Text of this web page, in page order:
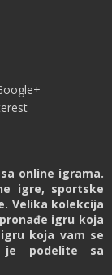
sa online igrama.
igre, sportske
Velika kolekcija
igru koja
koja vam se
je podelite sa